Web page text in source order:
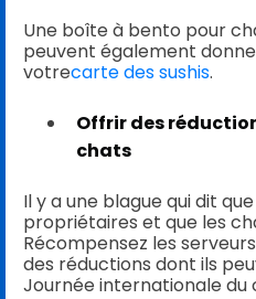
Une boîte à bento pour
peuvent également
votrecarte des sushis.
Offrir des
chats
Il y a une blague qui dit
propriétaires et que les
Récompensez les
des réductions dont ils
Journée internationale du